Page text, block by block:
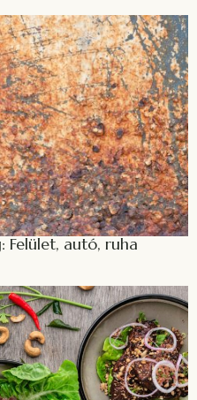
Felület, autó, ruha